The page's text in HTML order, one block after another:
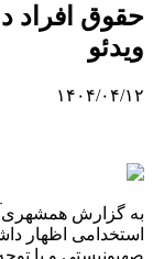
حقوق افراد
ویدئو
۱۴۰۴/۰۴/۱۲
به گزارش
استخدامی اظهار